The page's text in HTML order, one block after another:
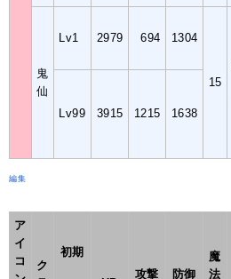
鬼
仙
Lv1 2979 694 1304
15
Lv99 3915 1215 1638
編集
ア
イ
コ
ク
初期
攻撃 防御
魔
法